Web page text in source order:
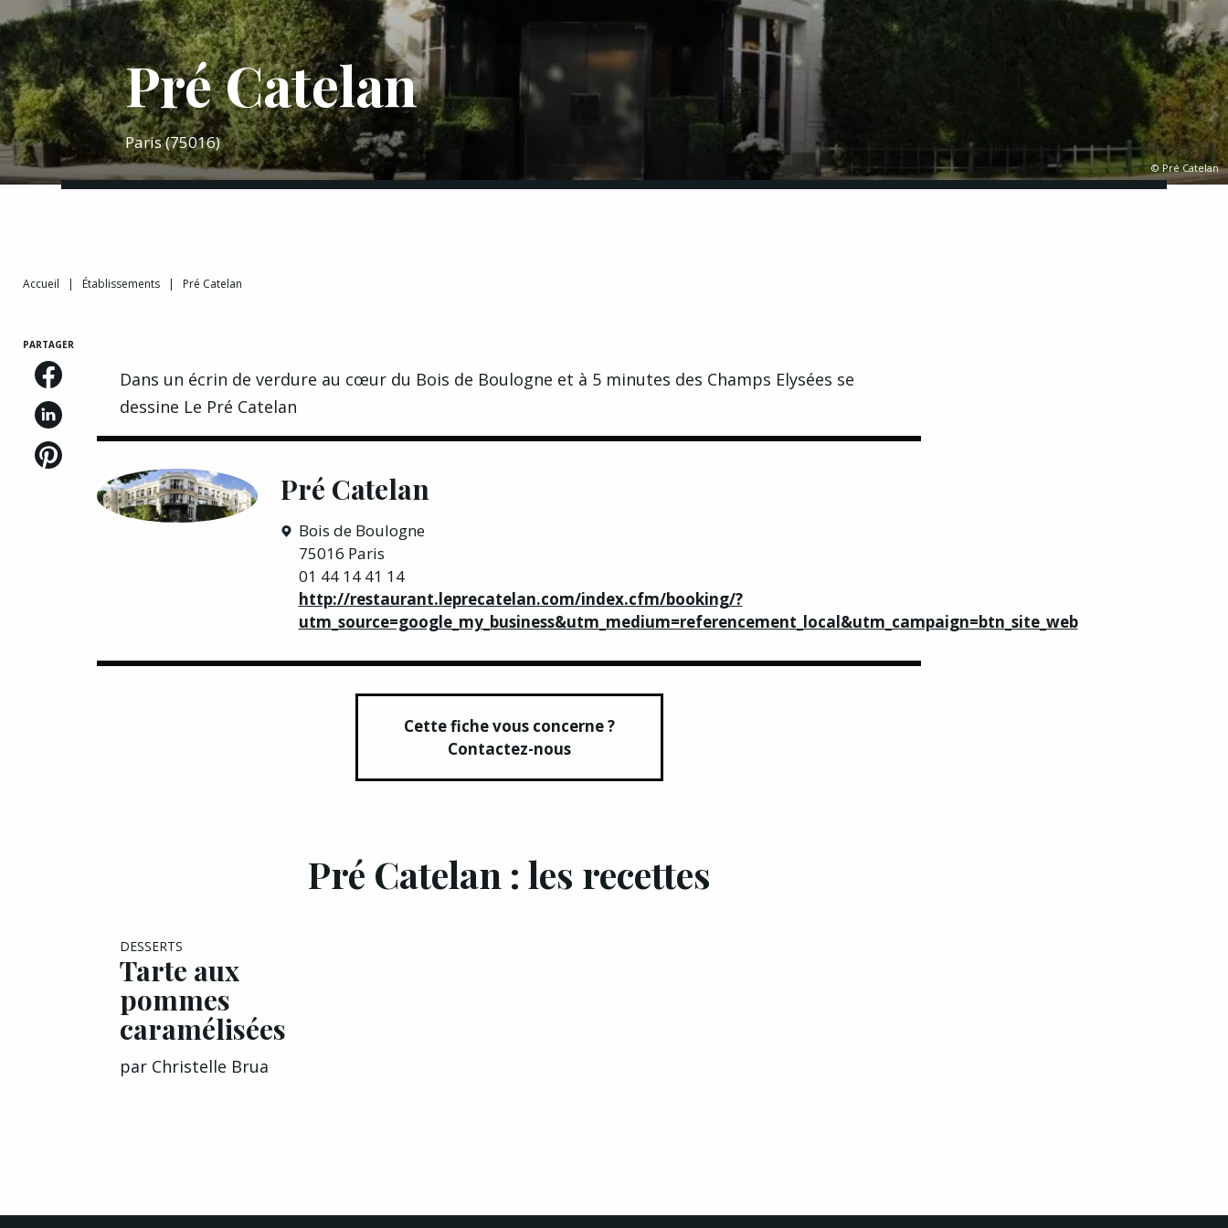
© Pré Catelan
Pré Catelan
Paris (75016)
Accueil | Établissements | Pré Catelan
PARTAGER
Dans un écrin de verdure au cœur du Bois de Boulogne et à 5 minutes des Champs Elysées se
dessine Le Pré Catelan
Pré Catelan
Bois de Boulogne
75016 Paris
01 44 14 41 14
http://restaurant.leprecatelan.com/index.cfm/booking/?
utm_source=google_my_business&utm_medium=referencement_local&utm_campaign=btn_site_web
Cette fiche vous concerne ?
Contactez-nous
Pré Catelan : les recettes
DESSERTS
Tarte aux
pommes
caramélisées
par Christelle Brua